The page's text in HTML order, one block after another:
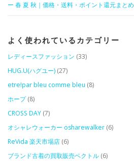
ー 春 夏 秋｜価格・送料・ポイント還元まとめ
よく使われているカテゴリー
レディースファッション (33)
HUG.U(ハグユー) (27)
etre!par bleu comme bleu (8)
ホープ(8)
CROSS DAY (7)
オシャレウォーカー osharewalker (6)
ReVida 楽天市場店 (6)
ブランド古着の買取販売ベクトル (6)